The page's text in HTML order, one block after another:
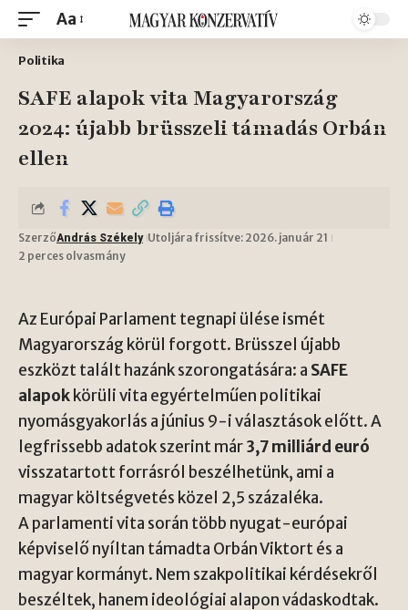
Aa
Politika
SAFE alapok vita Magyarország
2024: újabb brüsszeli támadás Orbán
ellen
SzerzőAndrás Székely Utoljára frissítve: 2026. január 21
2 perces olvasmány
Az Európai Parlament tegnapi ülése ismét
Magyarország körül forgott. Brüsszel újabb
eszközt talált hazánk szorongatására: a SAFE
alapok körüli vita egyértelműen politikai
nyomásgyakorlás a június 9-i választások előtt. A
legfrissebb adatok szerint már3,7 milliárd euró
visszatartott forrásról beszélhetünk, ami a
magyar költségvetés közel 2,5 százaléka.
A parlamenti vita során több nyugat-európai
képviselő nyíltan támadta Orbán Viktort és a
magyar kormányt. Nem szakpolitikai kérdésekről
beszéltek, hanem ideológiai alapon vádaskodtak.